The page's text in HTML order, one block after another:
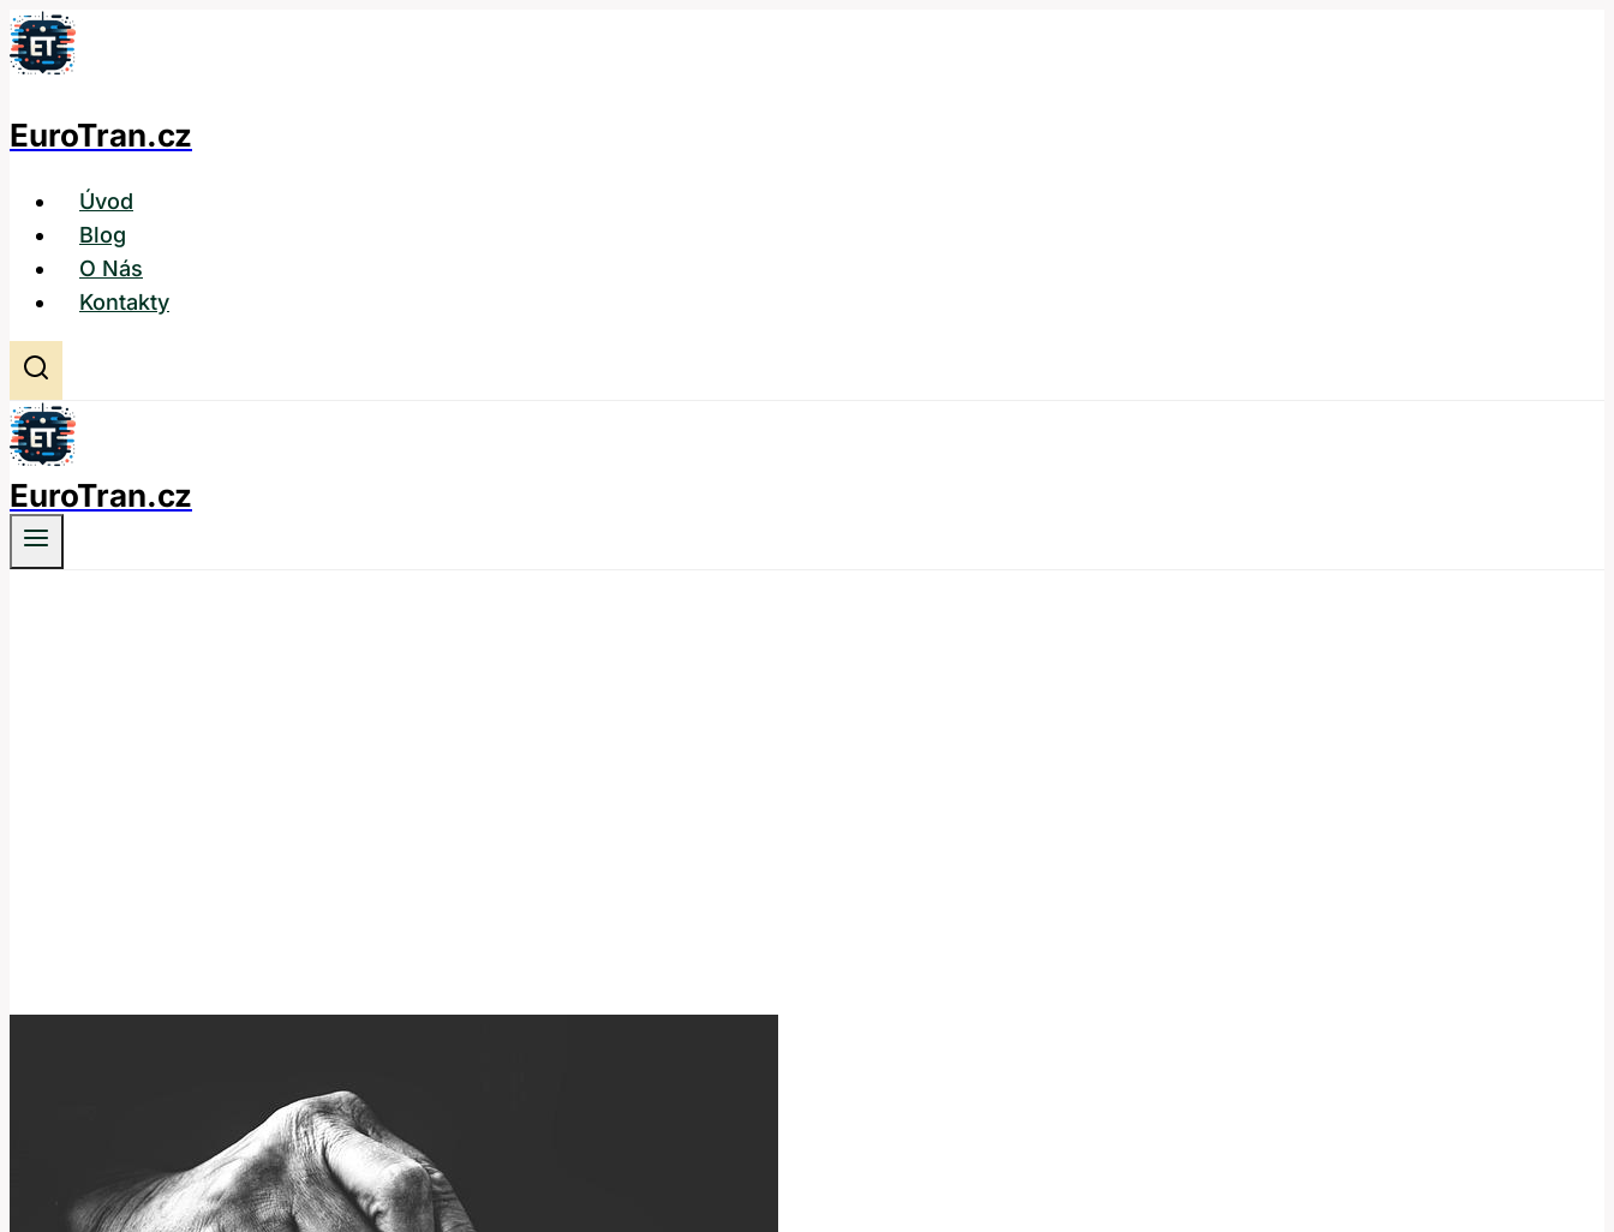
Přeskočit
na
EuroTran.cz
Úvod
Blog
O Nás
Kontakty
EuroTran.cz